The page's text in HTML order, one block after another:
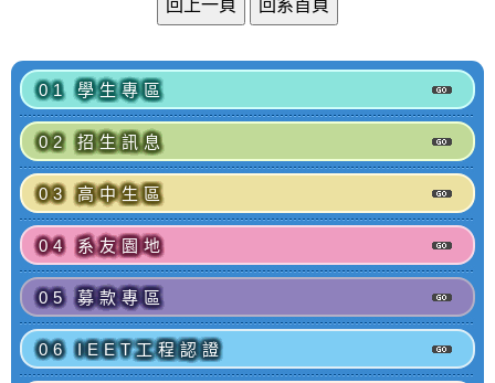
01 學生專區
02 招生訊息
03 高中生區
04 系友園地
05 募款專區
06 IEET工程認證